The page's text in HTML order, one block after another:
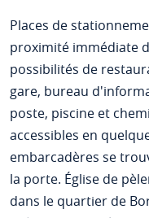
Places de
proximité immédiate
possibilités de
gare, bureau
poste, piscine et
accessibles en
embarcadères se
la porte. Église de
dans le quartier de